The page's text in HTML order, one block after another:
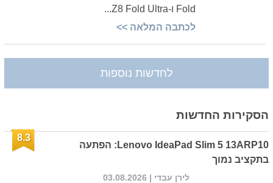
Fold ו-Z8 Fold Ultra...
לכתבה המלאה >>
לחדשות נוספות
הסקירות החדשות
Lenovo IdeaPad Slim 5 13ARP10: הפתעה
בתקציב נמוך
8.3
לירן עבדי | 03.08.2026